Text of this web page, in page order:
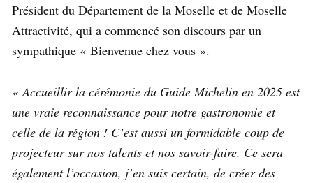
Président du Département de la Moselle et de Moselle
Attractivité, qui a commencé son discours par un
sympathique « Bienvenue chez vous ».
« Accueillir la cérémonie du Guide Michelin en 2025 est
une vraie reconnaissance pour notre gastronomie et
celle de la région ! C’est aussi un formidable coup de
projecteur sur nos talents et nos savoir-faire. Ce sera
également l’occasion, j’en suis certain, de créer des